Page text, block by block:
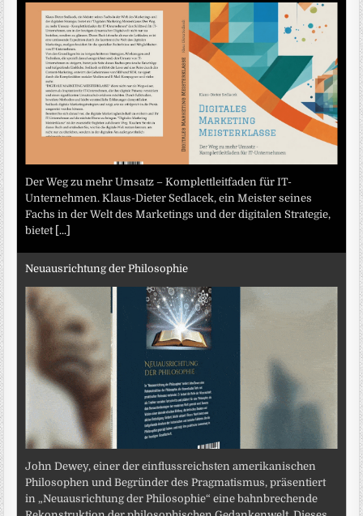
Der Weg zu mehr Umsatz – Komplettleitfaden für IT-
Unternehmen. Klaus-Dieter Sedlacek, ein Meister seines
Fachs in der Welt des Marketings und der digitalen Strategie,
bietet [...]
Neuausrichtung der Philosophie
John Dewey, einer der einflussreichsten amerikanischen
Philosophen und Begründer des Pragmatismus, präsentiert
in „Neuausrichtung der Philosophie“ eine bahnbrechende